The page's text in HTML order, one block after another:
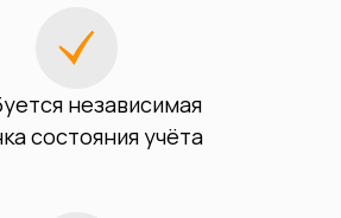
независимая
состояния учёта